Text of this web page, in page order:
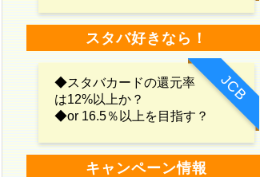
スタバ好きなら！
JCB
◆スタバカードの還元率
は12%以上か？
◆or 16.5％以上を目指す？
キャンペーン情報